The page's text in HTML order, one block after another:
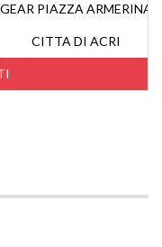
GEAR PIAZZA ARMERINA
CITTA DI ACRI